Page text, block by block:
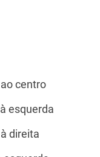
centro
esquerda
direita